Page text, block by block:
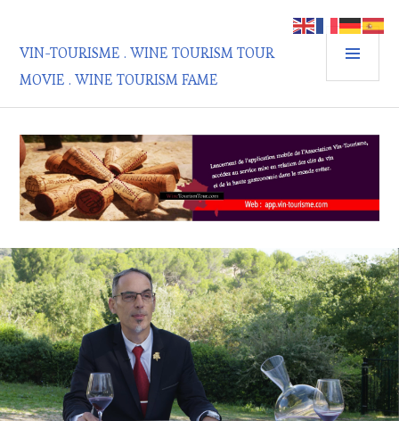
contenu
principal
VIN-TOURISME . WINE TOURISM TOUR
MOVIE . WINE TOURISM FAME